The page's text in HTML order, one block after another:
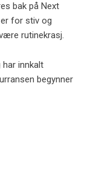
bak på Next
for stiv og
rutinekrasj.
har innkalt
begynner